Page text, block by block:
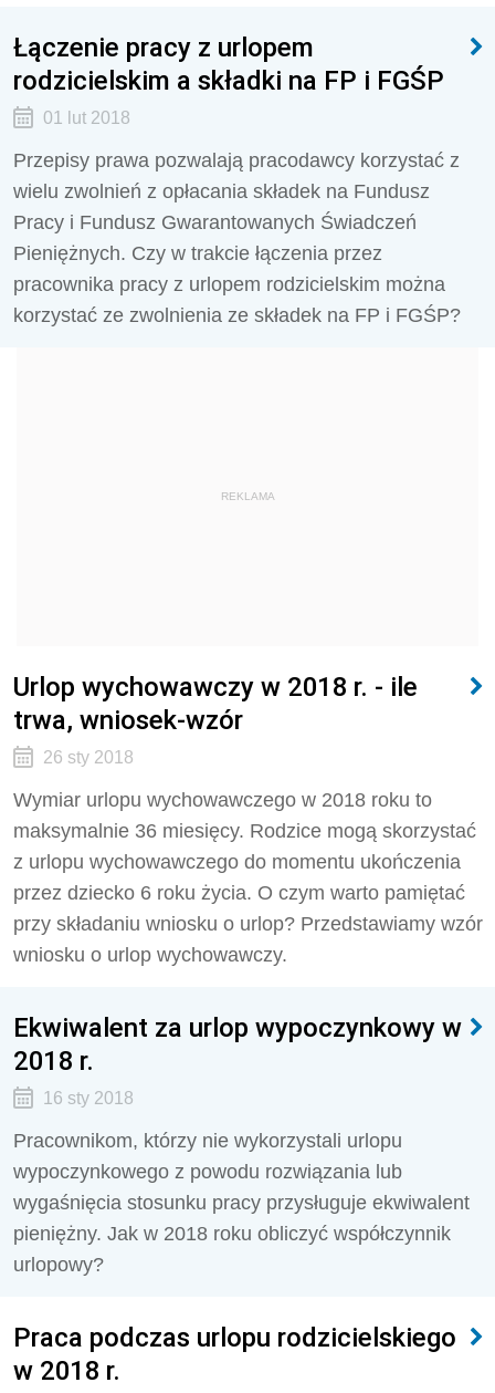
Łączenie pracy z urlopem
rodzicielskim a składki na FP i FGŚP
01 lut 2018
Przepisy prawa pozwalają pracodawcy korzystać z
wielu zwolnień z opłacania składek na Fundusz
Pracy i Fundusz Gwarantowanych Świadczeń
Pieniężnych. Czy w trakcie łączenia przez
pracownika pracy z urlopem rodzicielskim można
korzystać ze zwolnienia ze składek na FP i FGŚP?
REKLAMA
Urlop wychowawczy w 2018 r. - ile
trwa, wniosek-wzór
26 sty 2018
Wymiar urlopu wychowawczego w 2018 roku to
maksymalnie 36 miesięcy. Rodzice mogą skorzystać
z urlopu wychowawczego do momentu ukończenia
przez dziecko 6 roku życia. O czym warto pamiętać
przy składaniu wniosku o urlop? Przedstawiamy wzór
wniosku o urlop wychowawczy.
Ekwiwalent za urlop wypoczynkowy w
2018 r.
16 sty 2018
Pracownikom, którzy nie wykorzystali urlopu
wypoczynkowego z powodu rozwiązania lub
wygaśnięcia stosunku pracy przysługuje ekwiwalent
pieniężny. Jak w 2018 roku obliczyć współczynnik
urlopowy?
Praca podczas urlopu rodzicielskiego
w 2018 r.